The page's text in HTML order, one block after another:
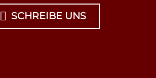
 SCHREIBE UNS